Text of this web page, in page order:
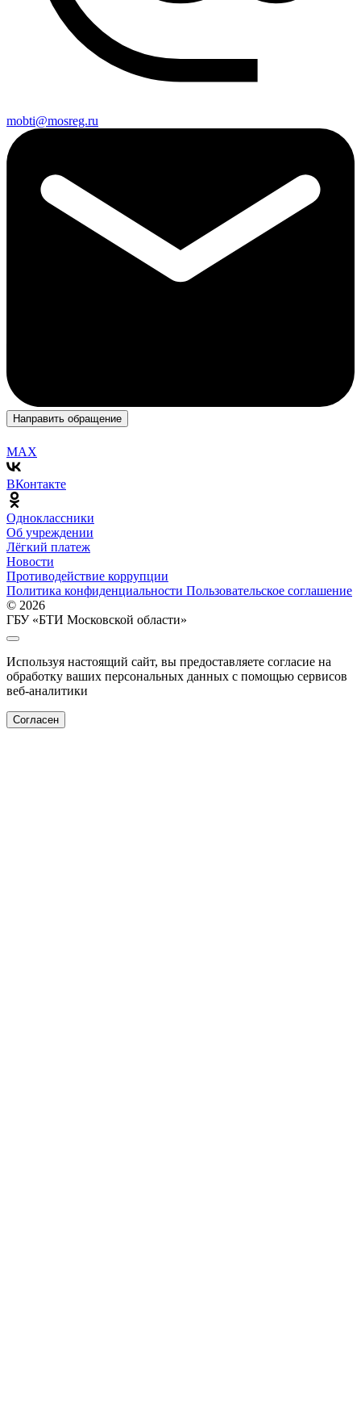
mobti@mosreg.ru
Направить обращение
MAX
ВКонтакте
Одноклассники
Об учреждении
Лёгкий платеж
Новости
Противодействие коррупции
Политика конфиденциальности Пользовательское соглашение
© 2026
ГБУ «БТИ Московской области»
Используя настоящий сайт, вы предоставляете согласие на
обработку ваших персональных данных с помощью сервисов
веб-аналитики
Согласен